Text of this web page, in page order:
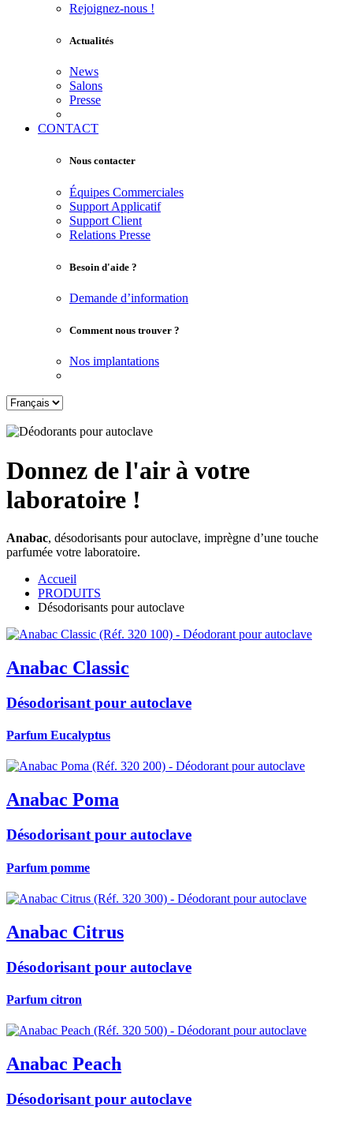
Rejoignez-nous !
Actualités
News
Salons
Presse
CONTACT
Nous contacter
Équipes Commerciales
Support Applicatif
Support Client
Relations Presse
Besoin d'aide ?
Demande d’information
Comment nous trouver ?
Nos implantations
Donnez de l'air à votre
laboratoire !
Anabac, désodorisants pour autoclave, imprègne d’une touche
parfumée votre laboratoire.
Accueil
PRODUITS
Désodorisants pour autoclave
Anabac Classic
Désodorisant pour autoclave
Parfum Eucalyptus
Anabac Poma
Désodorisant pour autoclave
Parfum pomme
Anabac Citrus
Désodorisant pour autoclave
Parfum citron
Anabac Peach
Désodorisant pour autoclave